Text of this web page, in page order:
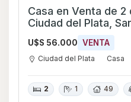
Casa en Venta de 2
Ciudad del Plata,
U$S 56.000 VENTA
Ciudad del Plata Casa
2 1 49